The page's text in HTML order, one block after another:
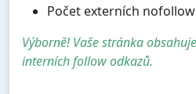
Počet externích
Výborně! Vaše stránka
interních follow odkazů.